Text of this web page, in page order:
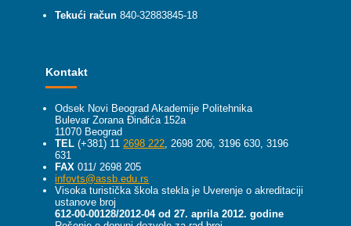
Tekući račun 840-32883845-18
Kontakt
Odsek Novi Beograd Akademije Politehnika
Bulevar Zorana Đinđića 152a
11070 Beograd
TEL (+381) 112698 222, 2698 206, 3196 630, 3196
631
FAX 011/ 2698 205
infovts@assb.edu.rs
Visoka turistička škola stekla je Uverenje o akreditaciji
ustanove broj
612-00-00128/2012-04 od 27. aprila 2012. godine